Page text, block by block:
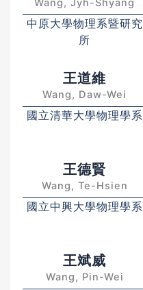
Wang, Jyh-Shyang
中原大學物理系暨研究
所
王道維
Wang, Daw-Wei
國立清華大學物理學系
王德賢
Wang, Te-Hsien
國立中興大學物理學系
王斌威
Wang, Pin-Wei